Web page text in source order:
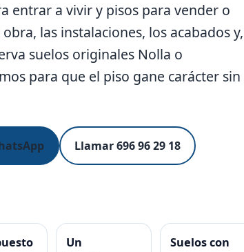
entrar a vivir y pisos para vender o
las instalaciones, los acabados y,
suelos originales Nolla o
para que el piso gane carácter sin
Llamar 696 96 29 18
Un
Suelos con